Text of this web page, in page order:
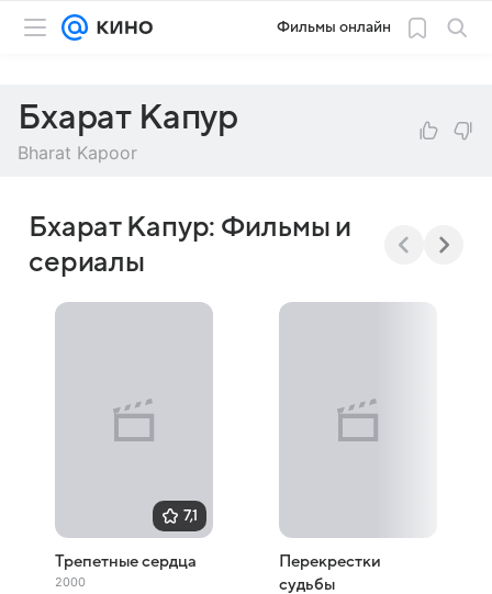
Фильмы онлайн
Бхарат Капур
Bharat Kapoor
Бхарат Капур: Фильмы и
сериалы
7,1
Трепетные сердца
2000
Перекрестки
судьбы